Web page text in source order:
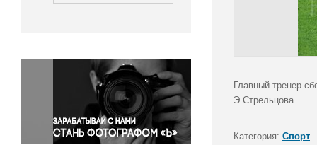
Окружающая среда
Политика
Правосудие
Происшествия и конфликты
Религия
Главный тренер
Э.Стрельцова.
Категория: Спорт